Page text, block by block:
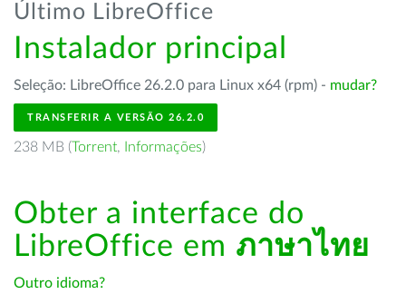
Último LibreOffice
Instalador principal
Seleção: LibreOffice 26.2.0 para Linux x64 (rpm) - mudar?
TRANSFERIR A VERSÃO 26.2.0
238 MB (Torrent, Informações)
Obter a interface do
LibreOffice em ภาษาไทย
Outro idioma?